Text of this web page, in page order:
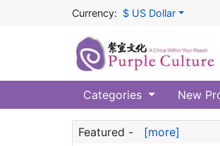
Currency: $ US Dollar
Categories New
Featured - [more]